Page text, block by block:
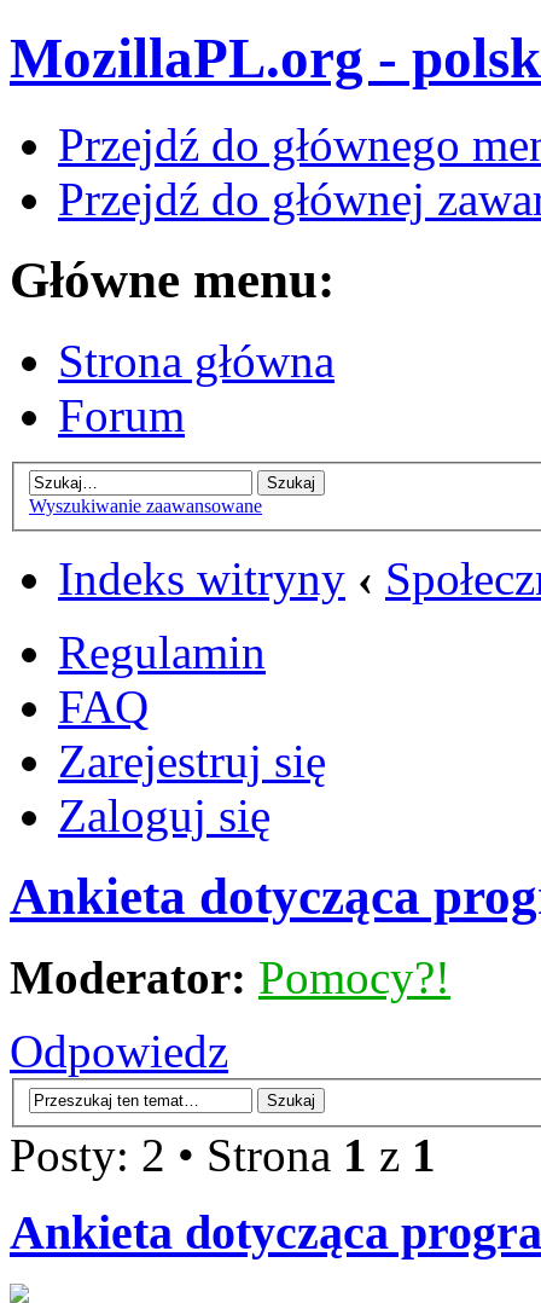
MozillaPL.org -
Przejdź do głównego
Przejdź do głównej
Główne menu:
Strona główna
Forum
Wyszukiwanie zaawansowane
Indeks witryny ‹
Regulamin
FAQ
Zarejestruj się
Zaloguj się
Ankieta dotycząca
Moderator: Pomocy?!
Odpowiedz
Posty: 2 • Strona 1 z 1
Ankieta dotycząca